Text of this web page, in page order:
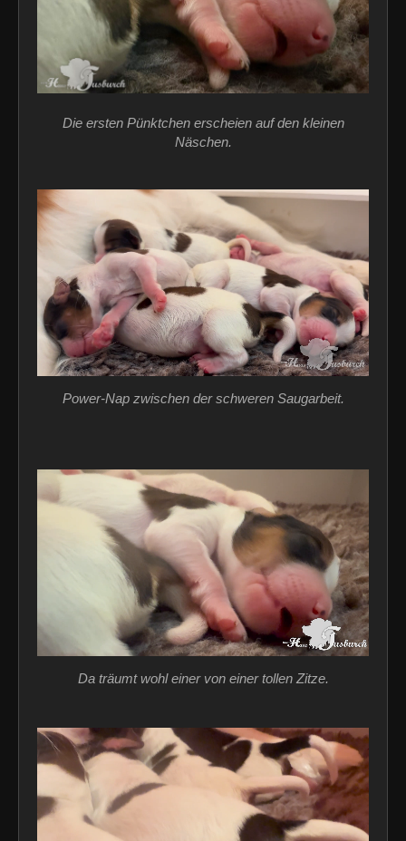
Die ersten Pünktchen erscheien auf den kleinen
Näschen.
Power-Nap zwischen der schweren Saugarbeit.
Da träumt wohl einer von einer tollen Zitze.